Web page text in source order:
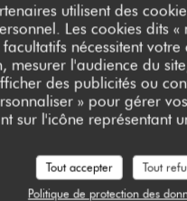
utilisent des
Les cookies dits
nécessitent
mesurer l'audience du
des publicités ou
» pour gérer
sur l'icône représentant
Tout accepter Tout
Politique de protection des